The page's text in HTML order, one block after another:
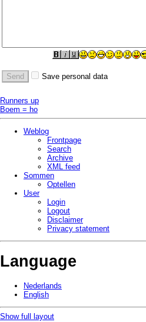
Save personal data
Runners up
Boem = ho
Weblog
Frontpage
Search
Archive
XML feed
Sommen
Optellen
User
Login
Logout
Disclaimer
Privacy statement
Language
Nederlands
English
Show full layout